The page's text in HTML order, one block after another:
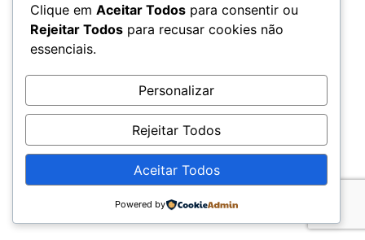
Clique em Aceitar Todos para consentir ou
Rejeitar Todos para recusar cookies não
essenciais.
Personalizar
Rejeitar Todos
Aceitar Todos
Powered by